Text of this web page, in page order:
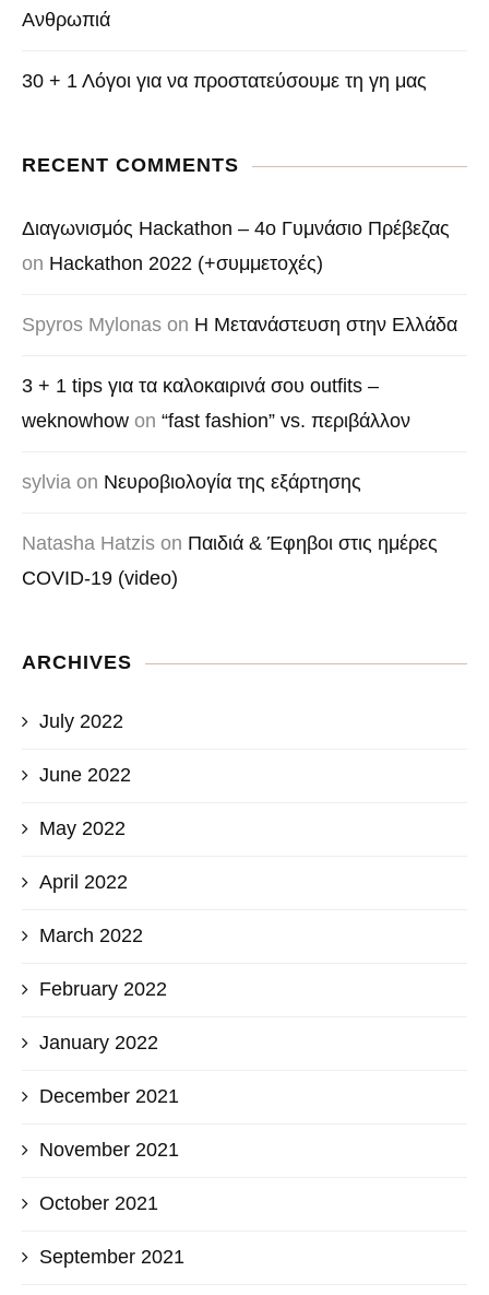
Ανθρωπιά
30 + 1 Λόγοι για να προστατεύσουμε τη γη μας
RECENT COMMENTS
Διαγωνισμός Hackathon – 4o Γυμνάσιο Πρέβεζας
on Hackathon 2022 (+συμμετοχές)
Spyros Mylonas on Η Μετανάστευση στην Ελλάδα
3 + 1 tips για τα καλοκαιρινά σου outfits –
weknowhow on “fast fashion” vs. περιβάλλον
sylvia on Νευροβιολογία της εξάρτησης
Natasha Hatzis on Παιδιά & Έφηβοι στις ημέρες
COVID-19 (video)
ARCHIVES
July 2022
June 2022
May 2022
April 2022
March 2022
February 2022
January 2022
December 2021
November 2021
October 2021
September 2021